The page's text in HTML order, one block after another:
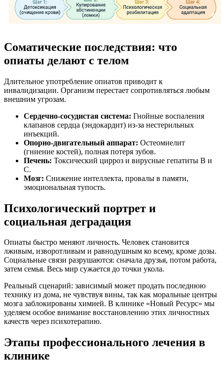
Соматические последствия: что
опиаты делают с телом
Длительное употребление опиатов приводит к
инвалидизации. Организм перестает сопротивляться любым
внешним угрозам.
Сердечно-сосудистая система: Гнойные воспаления
клапанов сердца (эндокардит) из-за нестерильных
инъекций.
Опорно-двигательный аппарат: Остеомиелит
(гниение костей), полная потеря зубов.
Печень: Токсический цирроз и вирусные гепатиты B и
C.
Мозг: Снижение интеллекта, провалы в памяти,
эмоциональная тупость.
Психологический портрет и
социальная деградация
Опиаты быстро меняют личность. Человек становится
лживым, изворотливым и равнодушным ко всему, кроме дозы.
Социальные связи разрушаются: сначала друзья, потом работа,
затем семья. Весь мир сужается до точки укола.
Реальный сценарий: зависимый может продать последнюю
технику из дома, не чувствуя вины, так как моральные центры
мозга заблокированы химией. В клинике «Новый Ресурс» мы
уделяем особое внимание восстановлению этих личностных
качеств через психотерапию.
Этапы профессионального лечения в
клинике